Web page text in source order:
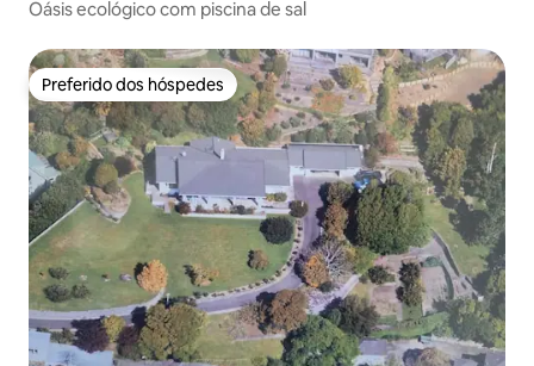
Oásis ecológico com piscina de sal
Preferido dos hóspedes
Preferido dos hóspedes